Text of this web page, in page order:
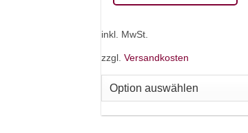
mehrere
Varianten
auf.
inkl. MwSt.
zzgl. Versandkosten